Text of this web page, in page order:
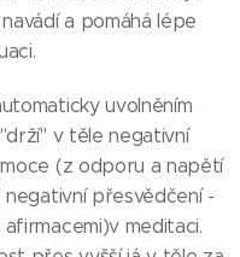
a pomáhá lépe
uvolněním
v těle negativní
(z odporu a napětí
přesvědčení -
meditaci.